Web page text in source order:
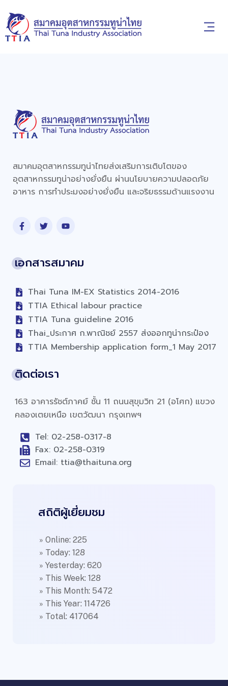
สมาคมอุตสาหกรรมทูน่าไทยส่งเสริมการเติบโตของ
อุตสาหกรรมทูน่าอย่างยั่งยืน ผ่านนโยบายความปลอดภัย
อาหาร การทำประมงอย่างยั่งยืน และจริยธรรมด้านแรงงาน
เอกสารสมาคม
Thai Tuna IM-EX Statistics 2014-2016
TTIA Ethical labour practice
TTIA Tuna guideline 2016
Thai_ประกาศ ก.พาณิชย์ 2557 ส่งออกทูน่ากระป๋อง
TTIA Membership application form_1 May 2017
ติดต่อเรา
163 อาคารรัชต์ภาคย์ ชั้น 11 ถนนสุขุมวิท 21 (อโศก) แขวง
คลองเตยเหนือ เขตวัฒนา กรุงเทพฯ
Tel: 02-258-0317-8
Fax: 02-258-0319
Email: ttia@thaituna.org
สถิติผู้เยี่ยมชม
» Online: 225
» Today: 128
» Yesterday: 620
» This Week: 128
» This Month: 5472
» This Year: 114726
» Total: 417064